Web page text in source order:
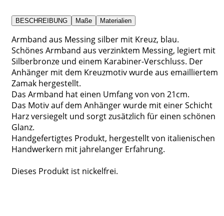
BESCHREIBUNG Maße Materialien
Armband aus Messing silber mit Kreuz, blau.
Schönes Armband aus verzinktem Messing, legiert mit
Silberbronze und einem Karabiner-Verschluss. Der
Anhänger mit dem Kreuzmotiv wurde aus emailliertem
Zamak hergestellt.
Das Armband hat einen Umfang von von 21cm.
Das Motiv auf dem Anhänger wurde mit einer Schicht
Harz versiegelt und sorgt zusätzlich für einen schönen
Glanz.
Handgefertigtes Produkt, hergestellt von italienischen
Handwerkern mit jahrelanger Erfahrung.
Dieses Produkt ist nickelfrei.